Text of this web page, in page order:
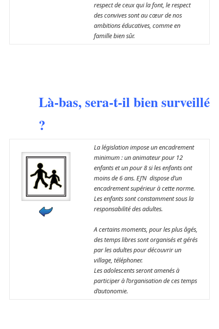
respect de ceux qui la font, le respect
des convives sont au cœur de nos
ambitions éducatives, comme en
famille bien sûr.
Là-bas, sera-t-il bien surveillé
?
La législation impose un encadrement
minimum : un animateur pour 12
enfants et un pour 8 si les enfants ont
moins de 6 ans. EJ’N dispose d’un
encadrement supérieur à cette norme.
Les enfants sont constamment sous la
responsabilité des adultes.
A certains moments, pour les plus âgés,
des temps libres sont organisés et gérés
par les adultes pour découvrir un
village, téléphoner.
Les adolescents seront amenés à
participer à l’organisation de ces temps
d’autonomie.